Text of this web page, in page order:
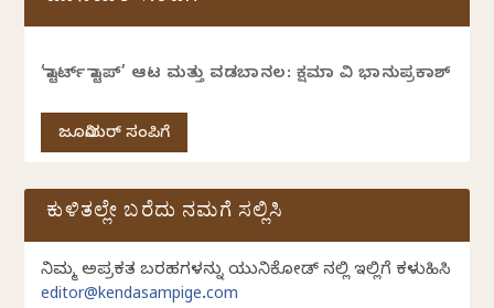
‘ಸ್ಟಾರ್ಟ್ ಸ್ಟಾಪ್’ ಆಟ ಮತ್ತು ವಡಬಾನಲ: ಕ್ಷಮಾ ವಿ ಭಾನುಪ್ರಕಾಶ್
ಜೂನಿಯರ್ ಸಂಪಿಗೆ
ಕುಳಿತಲ್ಲೇ ಬರೆದು ನಮಗೆ ಸಲ್ಲಿಸಿ
ನಿಮ್ಮ ಅಪ್ರಕಟಿತ ಬರಹಗಳನ್ನು ಯುನಿಕೋಡ್ ನಲ್ಲಿ ಇಲ್ಲಿಗೆ ಕಳುಹಿಸಿ
editor@kendasampige.com